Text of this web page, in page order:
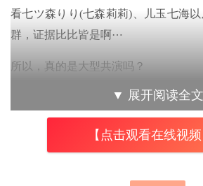
看七ツ森りり(七森莉莉)、儿玉七海以
群，证据比比皆是啊⋯
所以，真的是大型共演吗？
▼ 展开阅读全文
【点击观看在线视频